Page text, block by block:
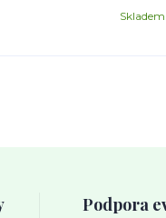
Skladem
Podpora